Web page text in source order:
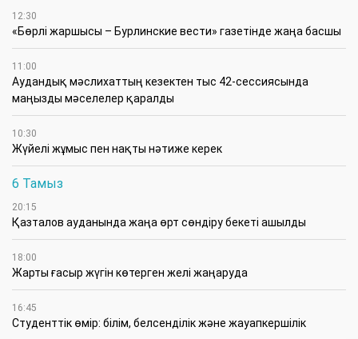
12:30
«Бөрлі жаршысы – Бурлинские вести» газетінде жаңа басшы
11:00
Аудандық мәслихаттың кезектен тыс 42-сессиясында
маңызды мәселелер қаралды
10:30
Жүйелі жұмыс пен нақты нәтиже керек
6 Тамыз
20:15
Қазталов ауданында жаңа өрт сөндіру бекеті ашылды
18:00
Жарты ғасыр жүгін көтерген желі жаңаруда
16:45
Студенттік өмір: білім, белсенділік және жауапкершілік